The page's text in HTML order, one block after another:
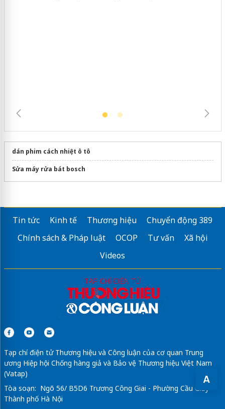
A
dán phim cách nhiệt ô tô
Sửa máy rửa bát bosch
Tin tức Kinh tế Thương hiệu
Chuyển động 389
Chính sách & Pháp luật
OCOP Tư vấn
Xã hội
Videos
Tạp chí điện tử Thương hiệu và Công luận của cơ quan Trung
ương Hiệp hội Chống hàng giả và Bảo vệ Thương hiệu Việt Nam
(Vatap)
Tòa soạn: Ngõ 56/ B5D6 Trương Công Giai - Phường Cầu Giấy -
Thành phố Hà Nội